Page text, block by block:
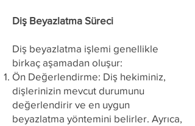
Diş Beyazlatma Süreci
Diş beyazlatma işlemi genellikle
birkaç aşamadan oluşur:
Ön Değerlendirme: Diş hekiminiz,
dişlerinizin mevcut durumunu
değerlendirir ve en uygun
beyazlatma yöntemini belirler. Ayrıca,